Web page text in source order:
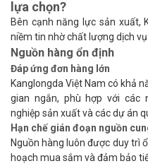
lựa chọn?
Bên cạnh năng lực sản xuất,
niềm tin nhờ chất lượng dịch
Nguồn hàng ổn định
Đáp ứng đơn hàng lớn
Kanglongda Việt Nam có khả
gian ngắn, phù hợp với các
nghiệp sản xuất và các dự án
Hạn chế gián đoạn nguồn
Nguồn hàng luôn được duy trì
hoạch mua sắm và đảm bảo